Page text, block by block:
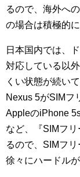
るので、海外へ
の場合は積極的
日本国内では、
対応している以
くい状態が続い
Nexus 5がSIMフ
AppleのiPhone
など、『SIMフ
るので、SIMフ
徐々にハードル